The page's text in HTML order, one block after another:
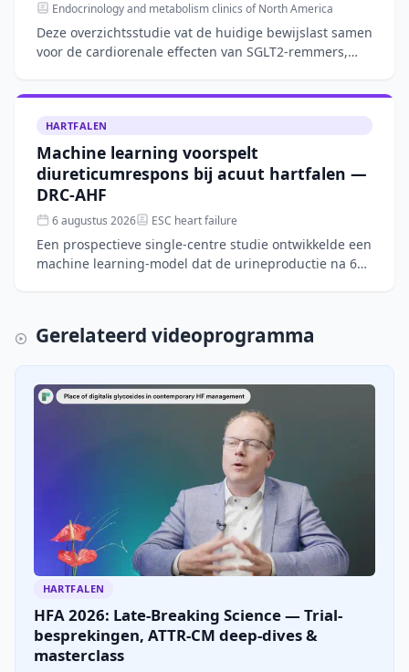
Endocrinology and metabolism clinics of North America
Deze overzichtsstudie vat de huidige bewijslast samen
voor de cardiorenale effecten van SGLT2-remmers,
receptorantagoniste
HARTFALEN
Machine learning voorspelt
diureticumrespons bij acuut hartfalen —
DRC-AHF
6 augustus 2026 ESC heart failure
Een prospectieve single-centre studie ontwikkelde een
machine learning-model dat de urineproductie na 6
Gerelateerd videoprogramma
HARTFALEN
HFA 2026: Late-Breaking Science — Trial-
besprekingen, ATTR-CM deep-dives &
masterclass